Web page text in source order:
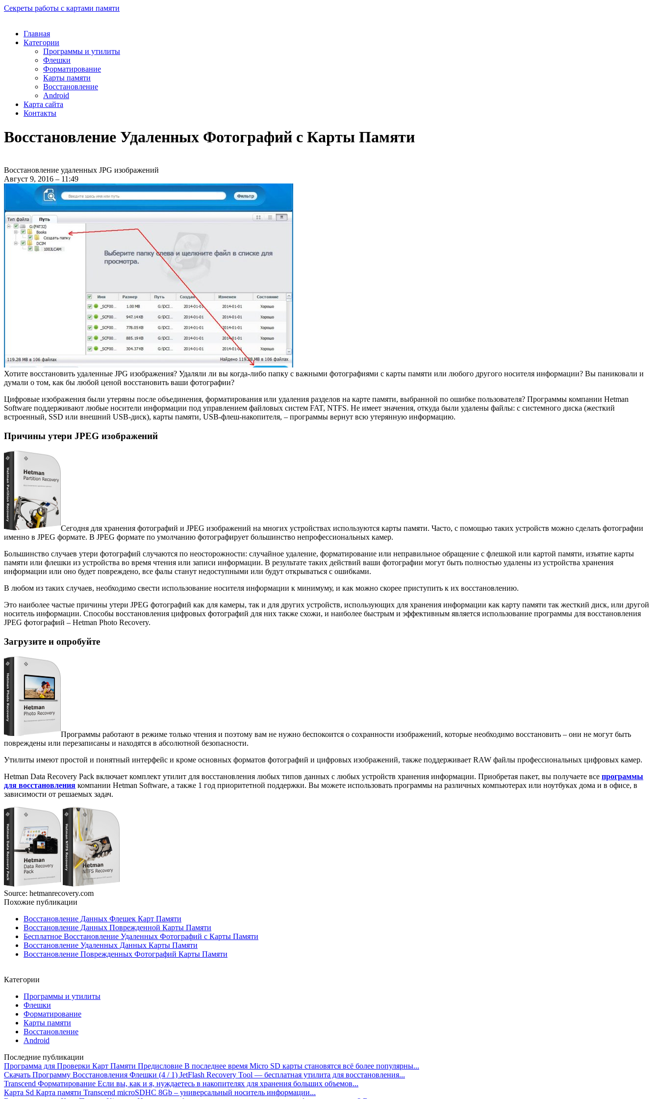
Секреты работы с картами памяти
Главная
Категории
Программы и утилиты
Флешки
Форматирование
Карты памяти
Восстановление
Android
Карта сайта
Контакты
Восстановление Удаленных Фотографий с Карты Памяти
Восстановление удаленных JPG изображений
Август 9, 2016 – 11:49
Хотите восстановить удаленные JPG изображения? Удаляли ли вы когда-либо папку с важными фотографиями с карты памяти или любого другого носителя информации? Вы паниковали и
думали о том, как бы любой ценой восстановить ваши фотографии?
Цифровые изображения были утеряны после объединения, форматирования или удаления разделов на карте памяти, выбранной по ошибке пользователя? Программы компании Hetman
Software поддерживают любые носители информации под управлением файловых систем FAT, NTFS. Не имеет значения, откуда были удалены файлы: с системного диска (жесткий
встроенный, SSD или внешний USB-диск), карты памяти, USB-флеш-накопителя, – программы вернут всю утерянную информацию.
Причины утери JPEG изображений
Сегодня для хранения фотографий и JPEG изображений на многих устройствах используются карты памяти. Часто, с помощью таких устройств можно сделать фотографии
именно в JPEG формате. В JPEG формате по умолчанию фотографирует большинство непрофессиональных камер.
Большинство случаев утери фотографий случаются по неосторожности: случайное удаление, форматирование или неправильное обращение с флешкой или картой памяти, изъятие карты
памяти или флешки из устройства во время чтения или записи информации. В результате таких действий ваши фотографии могут быть полностью удалены из устройства хранения
информации или оно будет повреждено, все фалы станут недоступными или будут открываться с ошибками.
В любом из таких случаев, необходимо свести использование носителя информации к минимуму, и как можно скорее приступить к их восстановлению.
Это наиболее частые причины утери JPEG фотографий как для камеры, так и для других устройств, использующих для хранения информации как карту памяти так жесткий диск, или другой
носитель информации. Способы восстановления цифровых фотографий для них также схожи, и наиболее быстрым и эффективным является использование программы для восстановления
JPEG фотографий – Hetman Photo Recovery.
Загрузите и опробуйте
Программы работают в режиме только чтения и поэтому вам не нужно беспокоится о сохранности изображений, которые необходимо восстановить – они не могут быть
повреждены или перезаписаны и находятся в абсолютной безопасности.
Утилиты имеют простой и понятный интерфейс и кроме основных форматов фотографий и цифровых изображений, также поддерживает RAW файлы профессиональных цифровых камер.
Hetman Data Recovery Pack включает комплект утилит для восстановления любых типов данных с любых устройств хранения информации. Приобретая пакет, вы получаете все программы
для восстановления компании Hetman Software, а также 1 год приоритетной поддержки. Вы можете использовать программы на различных компьютерах или ноутбуках дома и в офисе, в
зависимости от решаемых задач.
Source: hetmanrecovery.com
Похожие публикации
Восстановление Данных Флешек Карт Памяти
Восстановление Данных Поврежденной Карты Памяти
Бесплатное Восстановление Удаленных Фотографий с Карты Памяти
Восстановление Удаленных Данных Карты Памяти
Восстановление Поврежденных Фотографий Карты Памяти
Категории
Программы и утилиты
Флешки
Форматирование
Карты памяти
Восстановление
Android
Последние публикации
Программа для Проверки Карт Памяти Предисловие В последнее время Micro SD карты становятся всё более популярны...
Скачать Программу Восстановления Флешки (4 / 1) JetFlash Recovery Tool — бесплатная утилита для восстановления...
Transcend Форматирование Если вы, как и я, нуждаетесь в накопителях для хранения больших объемов...
Карта Sd Карта памяти Transcend microSDHC 8Gb – универсальный носитель информации...